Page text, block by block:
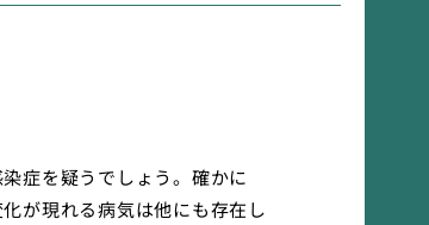
症を疑うでしょう。確かに
が現れる病気は他にも存在し